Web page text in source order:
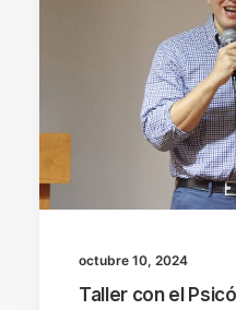
octubre 10, 2024
Taller con el